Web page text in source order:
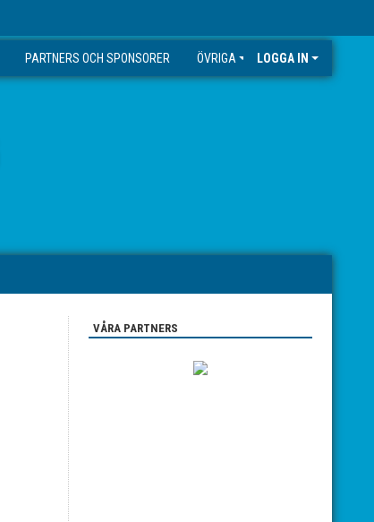
PARTNERS OCH SPONSORER ÖVRIGA LOGGA IN
VÅRA PARTNERS